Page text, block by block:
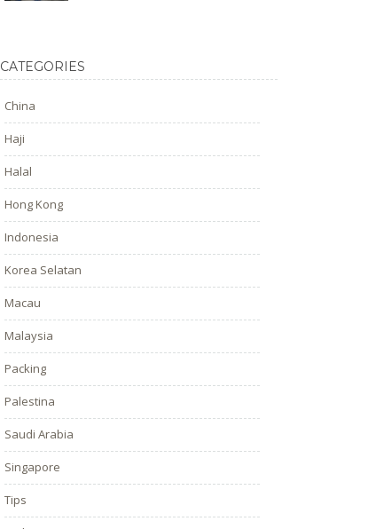
CATEGORIES
China
Haji
Halal
Hong Kong
Indonesia
Korea Selatan
Macau
Malaysia
Packing
Palestina
Saudi Arabia
Singapore
Tips